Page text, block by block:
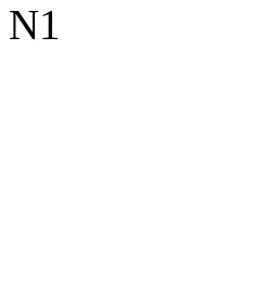
N1